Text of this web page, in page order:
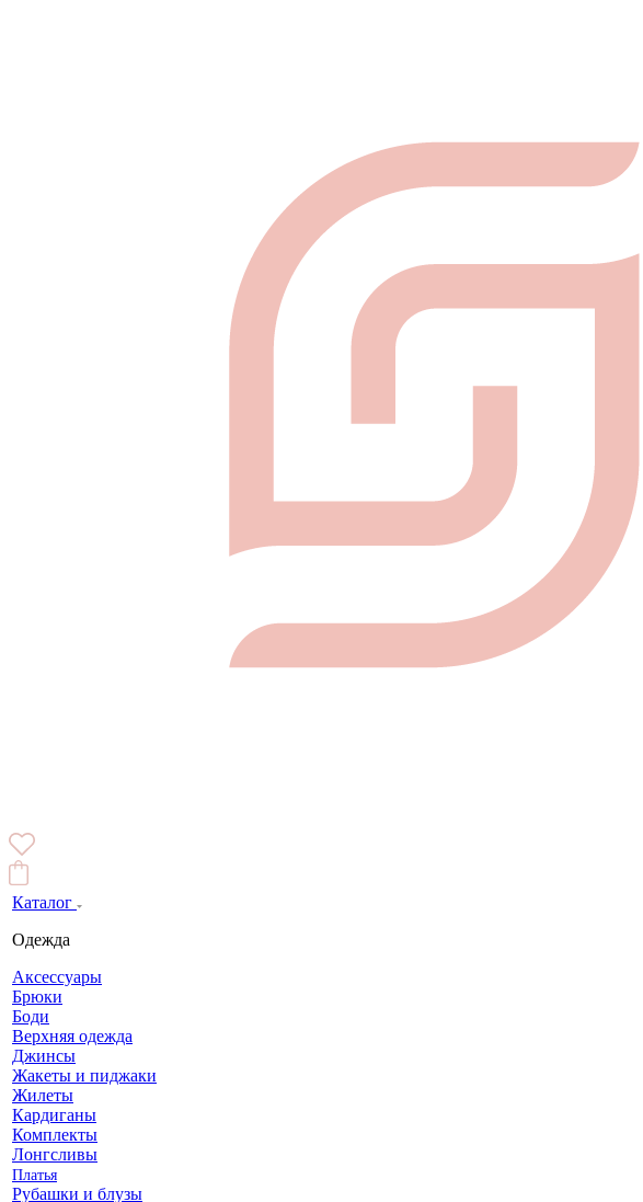
Каталог
Одежда
Аксессуары
Брюки
Боди
Верхняя одежда
Джинсы
Жакеты и пиджаки
Жилеты
Кардиганы
Комплекты
Лонгсливы
Платья
Рубашки и блузы